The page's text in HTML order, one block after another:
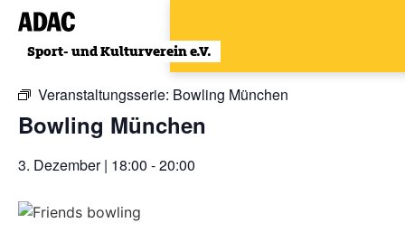
Zum
Inhalt
wechseln
« Alle Veranstaltungen
Veranstaltungsserie: Bowling München
Bowling München
3. Dezember | 18:00 -20:00